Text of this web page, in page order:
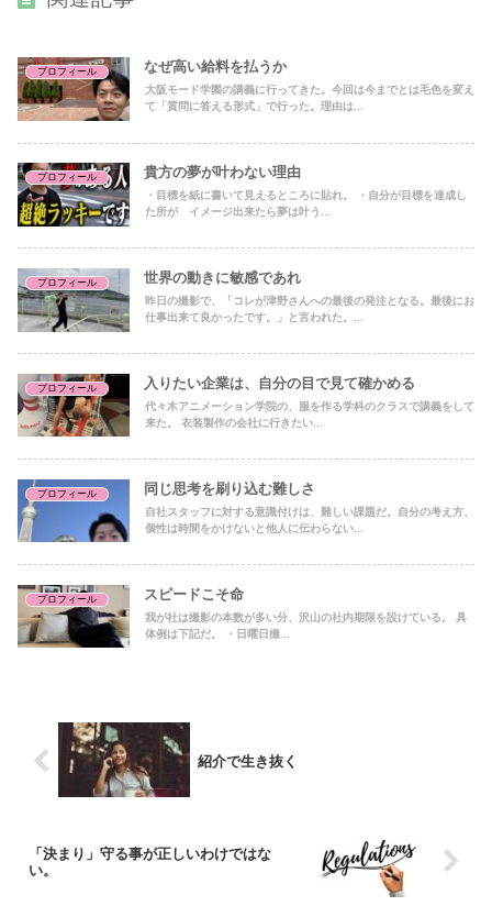
プロフィール なぜ高い給料を払うか
大阪モード学園の講義に行ってきた。今回は今までとは毛色を変え
て「質問に答える形式」で行った。理由は...
プロフィール 貴方の夢が叶わない理由
・目標を紙に書いて見えるところに貼れ。 ・自分が目標を達成し
た所が イメージ出来たら夢は叶う...
プロフィール 世界の動きに敏感であれ
昨日の撮影で、「コレが津野さんへの最後の発注となる。最後にお
仕事出来て良かったです。」と言われた。...
プロフィール 入りたい企業は、自分の目で見て確かめる
代々木アニメーション学院の、服を作る学科のクラスで講義をして
来た。 衣装製作の会社に行きたい...
プロフィール 同じ思考を刷り込む難しさ
自社スタッフに対する意識付けは、難しい課題だ。自分の考え方、
個性は時間をかけないと他人に伝わらない...
プロフィール スピードこそ命
我が社は撮影の本数が多い分、沢山の社内期限を設けている。 具
体例は下記だ。 ・日曜日撮...
紹介で生き抜く
「決まり」守る事が正しいわけではな
い。